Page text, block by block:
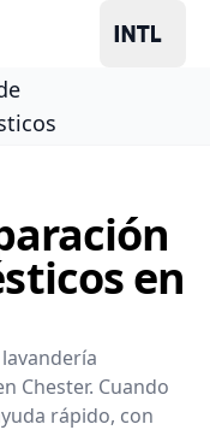
en
Chester. Cuando
rápido, con